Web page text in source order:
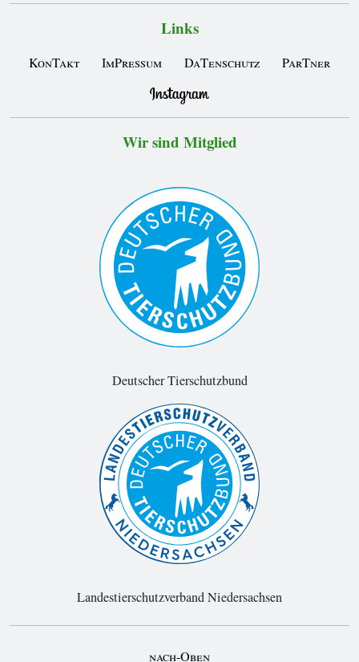
Links
KonTakt ImPressum DaTenschutz ParTner
Wir sind Mitglied
Deutscher Tierschutzbund
Landestierschutzverband Niedersachsen
nach-Oben